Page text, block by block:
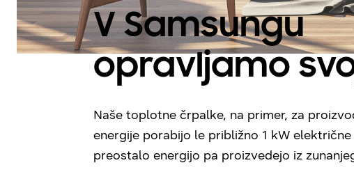
V Samsungu
opravljamo
Naše toplotne črpalke, na primer, za
energije porabijo le približno 1 kW električne
preostalo energijo pa proizvedejo iz